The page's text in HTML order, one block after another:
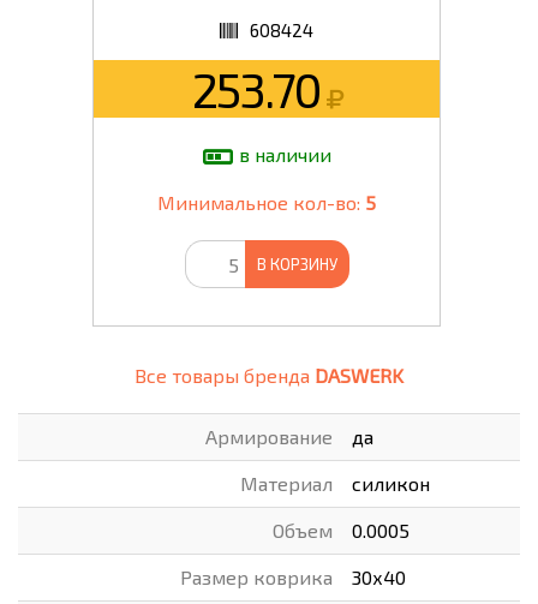
608424
253.70
в наличии
Минимальное кол-во: 5
В КОРЗИНУ
Все товары бренда DASWERK
Армирование да
Материал силикон
Объем 0.0005
Размер коврика 30х40